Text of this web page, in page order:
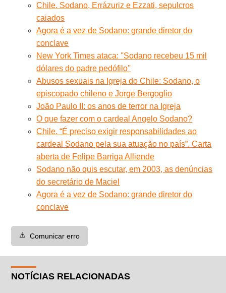
Chile. Sodano, Errázuriz e Ezzati, sepulcros
caiados
Agora é a vez de Sodano: grande diretor do
conclave
New York Times ataca: ''Sodano recebeu 15 mil
dólares do padre pedófilo''
Abusos sexuais na Igreja do Chile: Sodano, o
episcopado chileno e Jorge Bergoglio
João Paulo II: os anos de terror na Igreja
O que fazer com o cardeal Angelo Sodano?
Chile. “É preciso exigir responsabilidades ao
cardeal Sodano pela sua atuação no país”. Carta
aberta de Felipe Barriga Alliende
Sodano não quis escutar, em 2003, as denúncias
do secretário de Maciel
Agora é a vez de Sodano: grande diretor do
conclave
⚠️ Comunicar erro
NOTÍCIAS RELACIONADAS